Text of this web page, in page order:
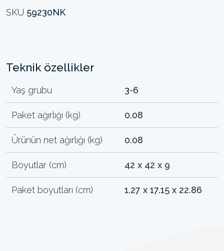
SKU 59230NK
Teknik özellikler
Yaş grubu 3-6
Paket ağırlığı (kg) 0.08
Ürünün net ağırlığı (kg) 0.08
Boyutlar (cm) 42 x 42 x 9
Paket boyutları (cm) 1.27 x 17.15 x 22.86